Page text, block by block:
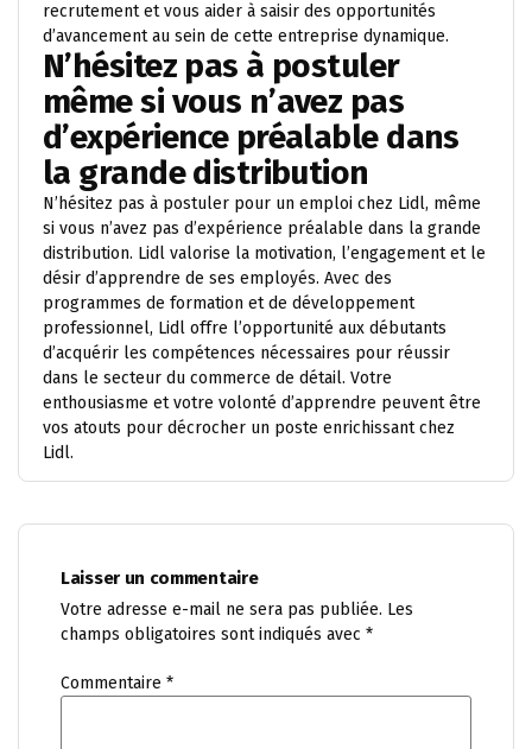
recrutement et vous aider à saisir des opportunités
d’avancement au sein de cette entreprise dynamique.
N’hésitez pas à postuler
même si vous n’avez pas
d’expérience préalable dans
la grande distribution
N’hésitez pas à postuler pour un emploi chez Lidl, même
si vous n’avez pas d’expérience préalable dans la grande
distribution. Lidl valorise la motivation, l’engagement et le
désir d’apprendre de ses employés. Avec des
programmes de formation et de développement
professionnel, Lidl offre l’opportunité aux débutants
d’acquérir les compétences nécessaires pour réussir
dans le secteur du commerce de détail. Votre
enthousiasme et votre volonté d’apprendre peuvent être
vos atouts pour décrocher un poste enrichissant chez
Lidl.
Laisser un commentaire
Votre adresse e-mail ne sera pas publiée. Les
champs obligatoires sont indiqués avec *
Commentaire *